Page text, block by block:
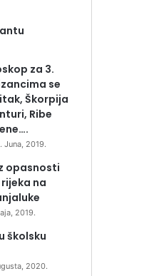
za 3.
se
Škorpija
Ribe
Juna, 2019.
opasnosti
na
2019.
školsku
2020.